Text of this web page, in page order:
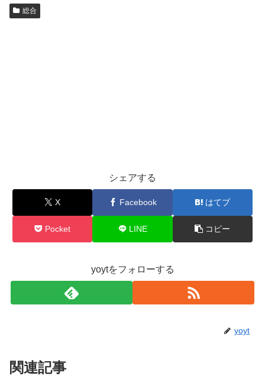
総合
シェアする
X Facebook はてブ
Pocket LINE コピー
yoytをフォローする
yoyt
関連記事